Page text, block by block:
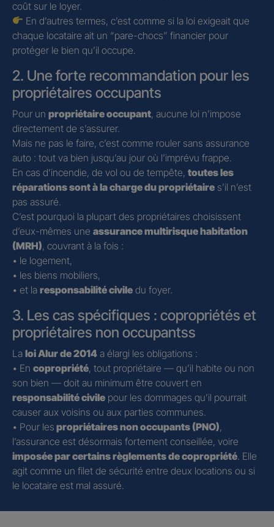
coût sur le loyer.
En d’autres termes, c’est comme si la loi exigeait que
chaque locataire ait un “pare-chocs” financier pour
protéger le bien qu’il occupe.
2. Une forte recommandation pour les
propriétaires occupants
Pour un propriétaire occupant, aucune loi n’impose
directement de s’assurer.
Mais ne pas le faire, c’est comme rouler sans assurance
auto : tout va bien jusqu’au jour où l’imprévu frappe.
En cas d’incendie, de vol ou de tempête, toutes les
réparations sont à la charge du propriétaire s’il n’est
pas assuré.
C’est pourquoi la plupart des propriétaires choisissent
d’eux-mêmes une assurance multirisque habitation
(MRH), couvrant à la fois :
• le logement,
• les biens mobiliers,
• et la responsabilité civile du foyer.
3. Les cas spécifiques : copropriétés et
propriétaires non occupantss
La loi Alur de 2014 a élargi les obligations :
• En copropriété, tout propriétaire — qu’il habite ou non
son bien — doit au minimum être couvert en
responsabilité civile pour les dommages qu’il pourrait
causer aux voisins ou aux parties communes.
• Pour les propriétaires non occupants (PNO),
l’assurance est désormais fortement conseillée, voire
imposée par certains règlements de copropriété. Elle
agit comme un filet de sécurité entre deux locations ou si
le locataire est mal assuré.